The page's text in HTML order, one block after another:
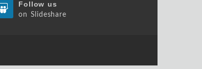
Follow us
on Slideshare